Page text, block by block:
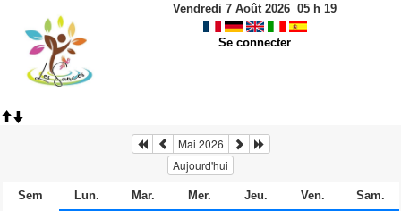
Vendredi 7 Août 2026 05 h 19
Se connecter
Mai 2026
Aujourd'hui
Sem Lun. Mar. Mer. Jeu. Ven.
Sam.